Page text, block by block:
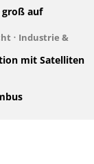
auf
• Industrie &
mit Satelliten